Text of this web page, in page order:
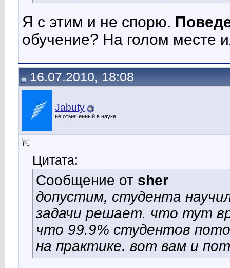
Я с этим и не спорю.
обучение? На голом месте
16.07.2010, 18:08
Jabuty
не отмеченный в науке
Цитата:
Сообщение от sher
допустим, студента
задачи решает. что тут
что 99.9% студентов
на практике. вот вам и